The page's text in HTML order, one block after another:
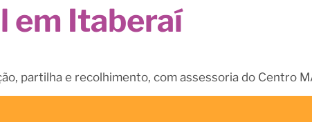
em Itaberaí
partilha e recolhimento, com assessoria do Centro